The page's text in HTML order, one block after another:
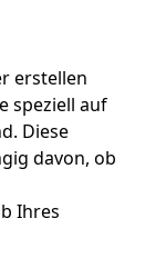
erstellen
speziell auf
Diese
davon, ob
Ihres